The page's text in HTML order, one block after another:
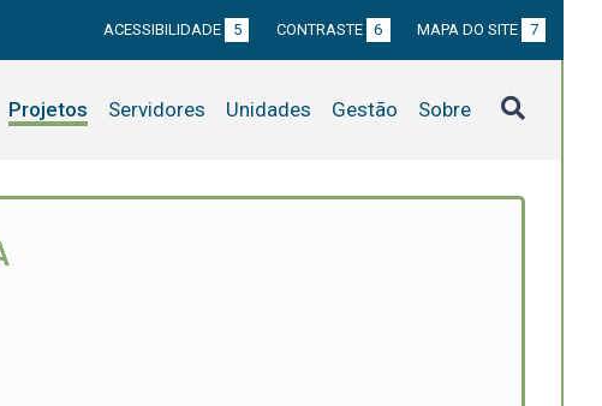
ACESSIBILIDADE 5 CONTRASTE 6 MAPA DO SITE 7
Projetos Servidores Unidades Gestão Sobre